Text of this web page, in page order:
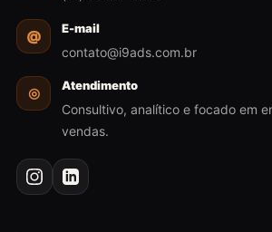
@ E-mail
contato@i9ads.com.br
◎ Atendimento
Consultivo, analítico e focado em
vendas.